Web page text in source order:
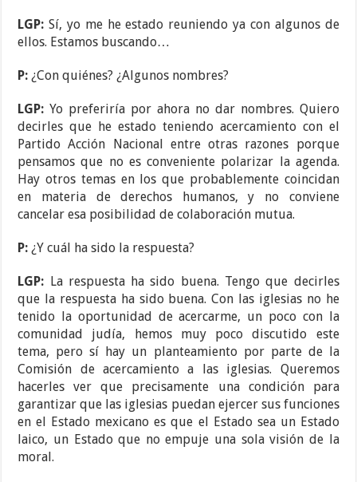
LGP: Sí, yo me he estado reuniendo ya con algunos de
ellos. Estamos buscando…
P:¿Con quiénes? ¿Algunos nombres?
LGP: Yo preferiría por ahora no dar nombres. Quiero
decirles que he estado teniendo acercamiento con el
Partido Acción Nacional entre otras razones porque
pensamos que no es conveniente polarizar la agenda.
Hay otros temas en los que probablemente coincidan
en materia de derechos humanos, y no conviene
cancelar esa posibilidad de colaboración mutua.
P: ¿Y cuál ha sido la respuesta?
LGP: La respuesta ha sido buena. Tengo que decirles
que la respuesta ha sido buena. Con las iglesias no he
tenido la oportunidad de acercarme, un poco con la
comunidad judía, hemos muy poco discutido este
tema, pero sí hay un planteamiento por parte de la
Comisión de acercamiento a las iglesias. Queremos
hacerles ver que precisamente una condición para
garantizar que las iglesias puedan ejercer sus funciones
en el Estado mexicano es que el Estado sea un Estado
laico, un Estado que no empuje una sola visión de la
moral.